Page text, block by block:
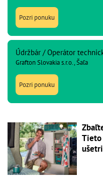
Pozri ponuku
Grafton Slovakia s.r.o., Šaľa
Pozri ponuku
Tieto